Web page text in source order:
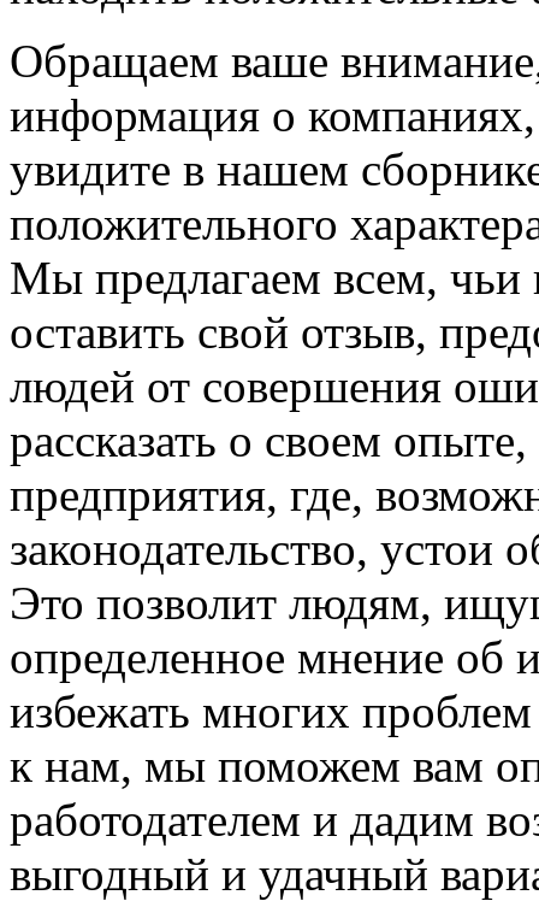
Обращаем ваше
информация о
увидите в нашем
положительного
Мы предлагаем всем,
оставить свой отзыв,
людей от совершения
рассказать о своем
предприятия, где,
законодательство,
Это позволит людям,
определенное мнение об
избежать многих
к нам, мы поможем вам
работодателем и дадим
выгодный и удачный